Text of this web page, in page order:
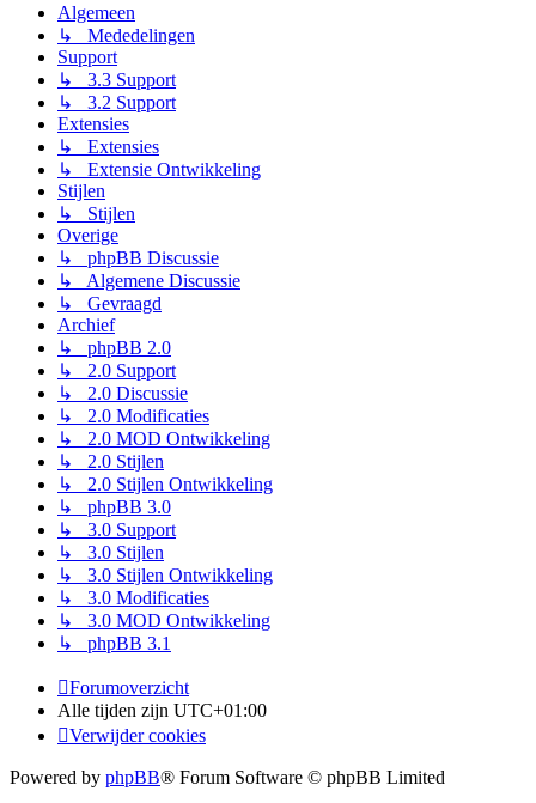
Algemeen
↳ Mededelingen
Support
↳ 3.3 Support
↳ 3.2 Support
Extensies
↳ Extensies
↳ Extensie Ontwikkeling
Stijlen
↳ Stijlen
Overige
↳ phpBB Discussie
↳ Algemene Discussie
↳ Gevraagd
Archief
↳ phpBB 2.0
↳ 2.0 Support
↳ 2.0 Discussie
↳ 2.0 Modificaties
↳ 2.0 MOD Ontwikkeling
↳ 2.0 Stijlen
↳ 2.0 Stijlen Ontwikkeling
↳ phpBB 3.0
↳ 3.0 Support
↳ 3.0 Stijlen
↳ 3.0 Stijlen Ontwikkeling
↳ 3.0 Modificaties
↳ 3.0 MOD Ontwikkeling
↳ phpBB 3.1
Forumoverzicht
Alle tijden zijn UTC+01:00
Verwijder cookies
Powered by phpBB® Forum Software © phpBB Limited